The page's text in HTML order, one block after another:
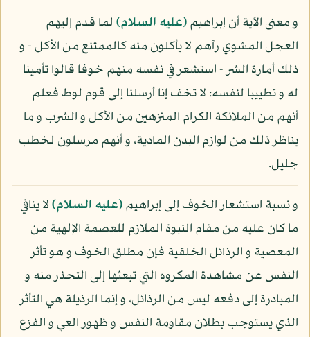
و معنى الآية أن إبراهيم(عليه السلام)لما قدم إليهم
العجل المشوي رآهم لا يأكلون منه كالممتنع من الأكل - و
ذلك أمارة الشر - استشعر في نفسه منهم خوفا قالوا تأمينا
له و تطييبا لنفسه: لا تخف إنا أرسلنا إلى قوم لوط فعلم
أنهم من الملائكة الكرام المنزهين من الأكل و الشرب و ما
يناظر ذلك من لوازم البدن المادية، و أنهم مرسلون لخطب
جليل.
و نسبة استشعار الخوف إلى إبراهيم(عليه السلام)لا ينافي
ما كان عليه من مقام النبوة الملازم للعصمة الإلهية من
المعصية و الرذائل الخلقية فإن مطلق الخوف و هو تأثر
النفس عن مشاهدة المكروه التي تبعثها إلى التحذر منه و
المبادرة إلى دفعه ليس من الرذائل، و إنما الرذيلة هي التأثر
الذي يستوجب بطلان مقاومة النفس و ظهور العي و الفزع